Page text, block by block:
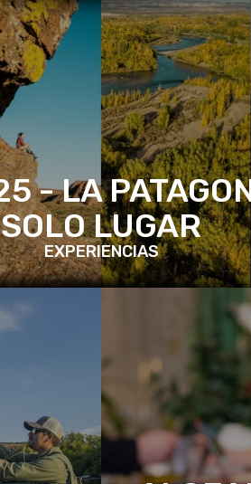
- LA
SOLO LUGAR
EXPERIENCIAS